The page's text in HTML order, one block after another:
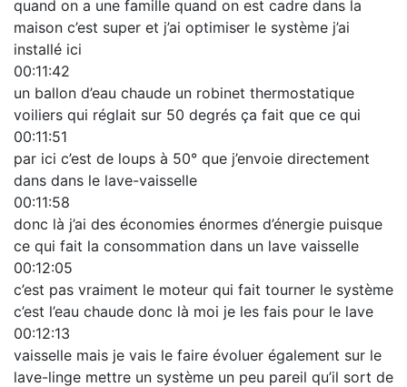
quand on a une famille quand on est cadre dans la
maison c’est super et j’ai optimiser le système j’ai
installé ici
00:11:42
un ballon d’eau chaude un robinet thermostatique
voiliers qui réglait sur 50 degrés ça fait que ce qui
00:11:51
par ici c’est de loups à 50° que j’envoie directement
dans dans le lave-vaisselle
00:11:58
donc là j’ai des économies énormes d’énergie puisque
ce qui fait la consommation dans un lave vaisselle
00:12:05
c’est pas vraiment le moteur qui fait tourner le système
c’est l’eau chaude donc là moi je les fais pour le lave
00:12:13
vaisselle mais je vais le faire évoluer également sur le
lave-linge mettre un système un peu pareil qu’il sort de